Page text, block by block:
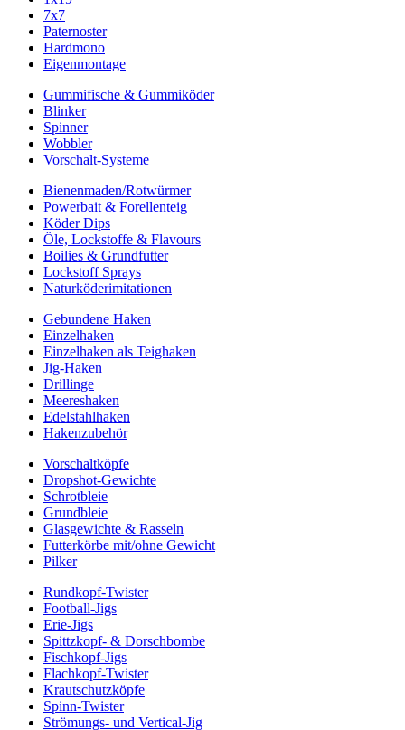
7x7
Paternoster
Hardmono
Eigenmontage
Gummifische & Gummiköder
Blinker
Spinner
Wobbler
Vorschalt-Systeme
Bienenmaden/Rotwürmer
Powerbait & Forellenteig
Köder Dips
Öle, Lockstoffe & Flavours
Boilies & Grundfutter
Lockstoff Sprays
Naturköderimitationen
Gebundene Haken
Einzelhaken
Einzelhaken als Teighaken
Jig-Haken
Drillinge
Meereshaken
Edelstahlhaken
Hakenzubehör
Vorschaltköpfe
Dropshot-Gewichte
Schrotbleie
Grundbleie
Glasgewichte & Rasseln
Futterkörbe mit/ohne Gewicht
Pilker
Rundkopf-Twister
Football-Jigs
Erie-Jigs
Spittzkopf- & Dorschbombe
Fischkopf-Jigs
Flachkopf-Twister
Krautschutzköpfe
Spinn-Twister
Strömungs- und Vertical-Jig